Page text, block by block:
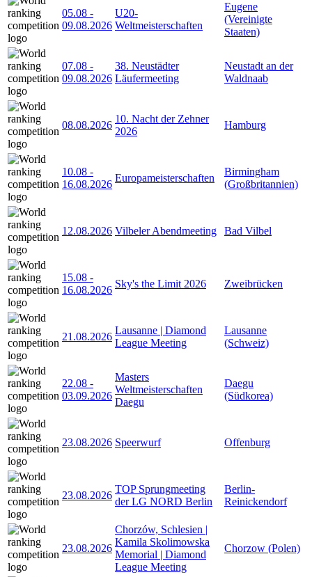
05.08 -
09.08.2026
U20-
Weltmeisterschaften
Eugene
(Vereinigte
Staaten)
07.08 -
09.08.2026
38. Neustädter
Läufermeeting
Neustadt an der
Waldnaab
08.08.2026
10. Nacht der Zehner
2026
Hamburg
10.08 -
16.08.2026
Europameisterschaften
Birmingham
(Großbritannien)
12.08.2026 Vilbeler Abendmeeting Bad Vilbel
15.08 -
16.08.2026
Sky's the Limit 2026 Zweibrücken
21.08.2026
Lausanne | Diamond
League Meeting
Lausanne
(Schweiz)
22.08 -
03.09.2026
Masters
Weltmeisterschaften
Daegu
Daegu
(Südkorea)
23.08.2026 Speerwurf Offenburg
23.08.2026
TOP Sprungmeeting
der LG NORD Berlin
Berlin-
Reinickendorf
23.08.2026
Chorzów, Schlesien |
Kamila Skolimowska
Memorial | Diamond
League Meeting
Chorzow (Polen)